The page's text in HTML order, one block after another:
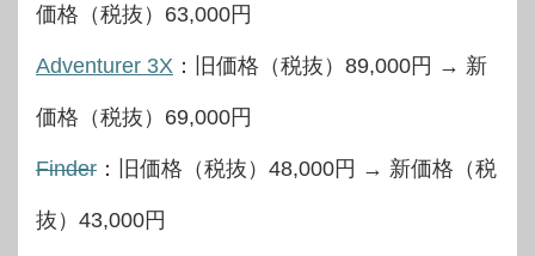
価格（税抜）63,000円
Adventurer 3X ：旧価格（税抜）89,000円 → 新
価格（税抜）69,000円
Finder ：旧価格（税抜）48,000円 → 新価格（税
抜）43,000円